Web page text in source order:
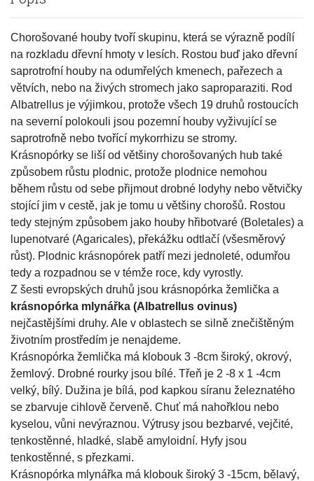
Chorošované houby tvoří skupinu, která se výrazně podílí
na rozkladu dřevní hmoty v lesích. Rostou buď jako dřevní
saprotrofní houby na odumřelých kmenech, pařezech a
větvích, nebo na živých stromech jako saproparaziti. Rod
Albatrellus je výjimkou, protože všech 19 druhů rostoucích
na severní polokouli jsou pozemní houby vyživující se
saprotrofně nebo tvořící mykorrhizu se stromy.
Krásnopórky se liší od většiny chorošovaných hub také
způsobem růstu plodnic, protože plodnice nemohou
během růstu od sebe přijmout drobné lodyhy nebo větvičky
stojící jim v cestě, jak je tomu u většiny chorošů. Rostou
tedy stejným způsobem jako houby hřibotvaré (Boletales) a
lupenotvaré (Agaricales), překážku odtlačí (všesměrový
růst). Plodnic krásnopórek patří mezi jednoleté, odumřou
tedy a rozpadnou se v témže roce, kdy vyrostly.
Z šesti evropských druhů jsou krásnopórka žemlička a
krásnopórka mlynářka (Albatrellus ovinus)
nejčastějšími druhy. Ale v oblastech se silně znečištěným
životním prostředím je nenajdeme.
Krásnopórka žemlička má klobouk 3 -8cm široký, okrový,
žemlový. Drobné rourky jsou bílé. Třeň je 2 -8 x 1 -4cm
velký, bílý. Dužina je bílá, pod kapkou síranu železnatého
se zbarvuje cihlově červeně. Chuť má nahořklou nebo
kyselou, vůni nevýraznou. Výtrusy jsou bezbarvé, vejčité,
tenkostěnné, hladké, slabě amyloidní. Hyfy jsou
tenkostěnné, s přezkami.
Krásnopórka mlynářka má klobouk široký 3 -15cm, bělavý,